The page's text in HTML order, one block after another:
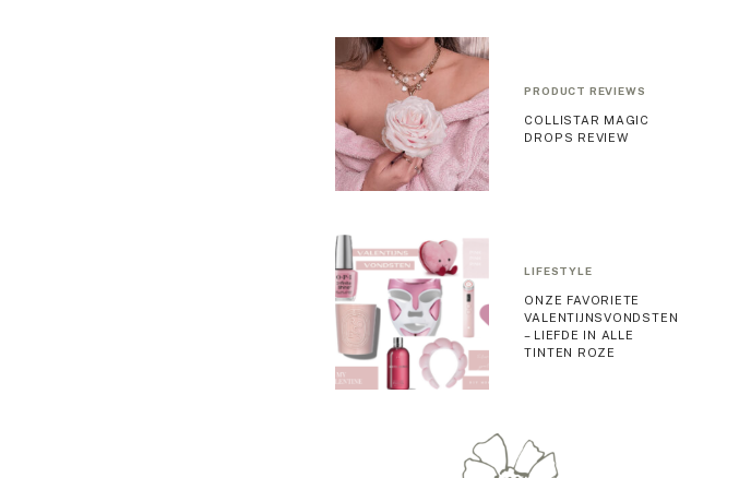
PRODUCT REVIEWS
COLLISTAR MAGIC
DROPS REVIEW
LIFESTYLE
ONZE FAVORIETE
VALENTIJNSVONDSTEN
– LIEFDE IN ALLE
TINTEN ROZE